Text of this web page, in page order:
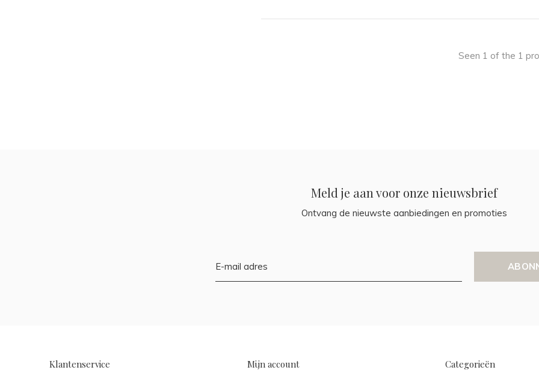
Seen 1 of the 1
Meld je aan voor onze nieuwsbrief
Ontvang de nieuwste aanbiedingen en promoties
Klantenservice Mijn account Categorieën